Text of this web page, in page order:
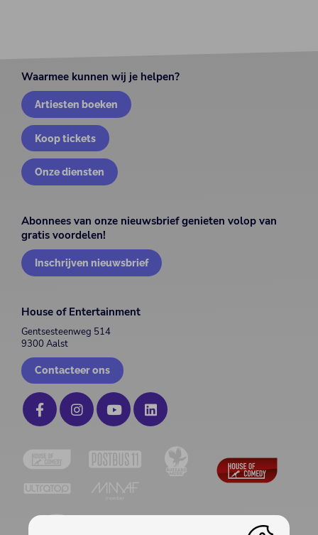
Waarmee kunnen wij je helpen?
Artiesten boeken
Koop tickets
Onze diensten
Abonnees van onze nieuwsbrief genieten volop van
gratis voordelen!
Inschrijven nieuwsbrief
House of Entertainment
Gentsesteenweg 514
9300 Aalst
Contacteer ons